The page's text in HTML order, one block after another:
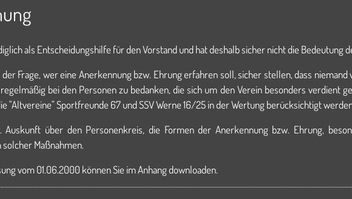
als Entscheidungshilfe für den Vorstand und hat deshalb sicher nicht die Bedeutung
Frage, wer eine Anerkennung bzw. Ehrung erfahren soll, sicher stellen, dass
bei den Personen zu bedanken, die sich um den Verein besonders verdient
"Altvereine" Sportfreunde 67 und SSV Werne 16/25 in der Wertung berücksichtigt
Auskunft über den Personenkreis, die Formen der Anerkennung bzw. Ehrung,
Maßnahmen.
vom 01.06.2000 können Sie im Anhang downloaden.